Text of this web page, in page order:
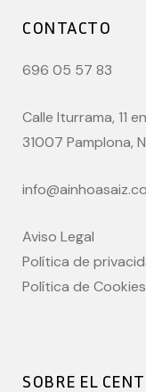
CONTACTO
696 05 57 83
Calle Iturrama, 11
31007 Pamplona,
Aviso Legal
Política de
Política de Cookies
SOBRE EL